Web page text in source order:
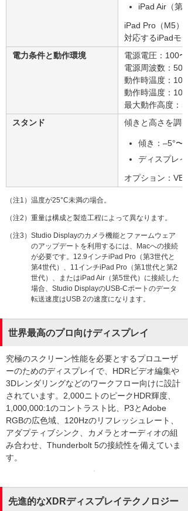
iPad Air（第5
iPad Pro（M5）
対応するiPadモ
電力条件と動作環境
電源電圧：100〜
電源周波数：
動作時温度：10°
動作時温度：
最大動作高度：
スタンド
傾きと高さを調
傾き：–5°〜
ディスプレイ
オプション：
（注1）温度が25°C未満の場合。
（注2）重量は構成と製造工程によって異なります。
（注3）Studio Displayのカメラ機能とファームウェア
のアップデートを利用するには、Macへの接続
が必要です。12.9インチiPad Pro（第3世代と
第4世代）、11インチiPad Pro（第1世代と第2
世代）、またはiPad Air（第5世代）に接続した
場合、Studio DisplayのUSB-Cポートのデータ
転送速度はUSB 2の速度になります。
世界最高のプロ向けディスプレイ
究極のスクリーン性能を必要とするプロユーザ
ーのためのディスプレイで、HDRビデオ編集や
3Dレンダリングなどのワークフロー向けに設計
されています。2,000ニトのピークHDR輝度、
1,000,000:1のコントラスト比、P3とAdobe
RGBの広色域、120Hzのリフレッシュレート、
アダプティブシンク、カメラとオーディオの組
み合わせ、Thunderbolt 5の接続性を備えていま
す。
先進的なXDRディスプレイテクノロジー